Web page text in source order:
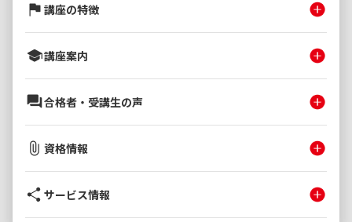
講座の特徴
講座案内
合格者・受講生の声
資格情報
サービス情報